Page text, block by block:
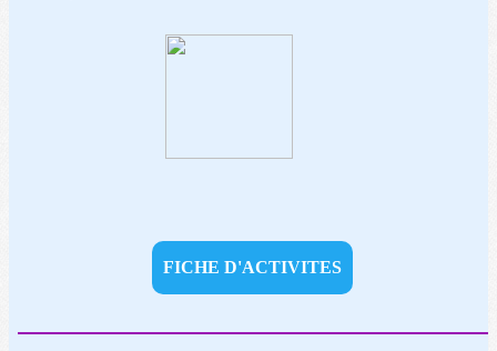
FICHE D'ACTIVITES